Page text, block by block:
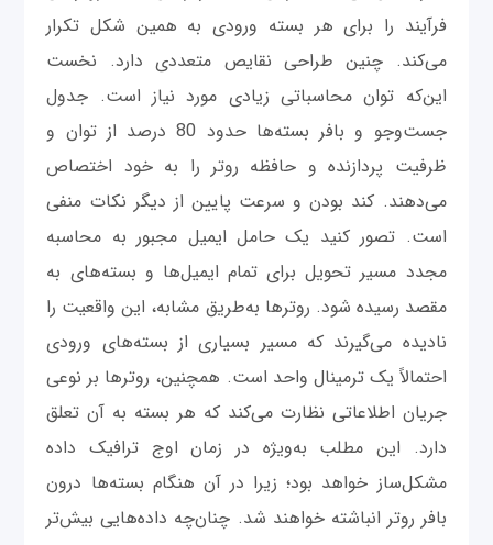
فرآیند را برای هر بسته ورودی به همین شکل تکرار
می‌کند. چنین طراحی نقایص متعددی دارد. نخست
این‌که توان محاسباتی زیادی مورد نیاز است. جدول
جست‌وجو و بافر بسته‌ها حدود 80 درصد از توان و
ظرفیت پردازنده و حافظه روتر را به خود اختصاص
می‌دهند. کند بودن و سرعت پایین از دیگر نکات منفی
است. تصور کنید یک حامل ایمیل مجبور به محاسبه
مجدد مسیر تحویل برای تمام ایمیل‌ها و بسته‌های به
مقصد رسیده شود. روترها به‌طریق مشابه، این واقعیت را
نادیده می‌گیرند که مسیر بسیاری از بسته‌های ورودی
احتمالاً یک ترمینال واحد است. همچنین، روترها بر نوعی
جریان اطلاعاتی نظارت می‌کند که هر بسته به آن تعلق
دارد. این مطلب به‌ویژه در زمان اوج ترافیک داده
مشکل‌ساز خواهد بود؛ زیرا در آن هنگام بسته‌ها درون
بافر روتر انباشته خواهند شد. چنان‌چه داده‌هایی بیش‌تر